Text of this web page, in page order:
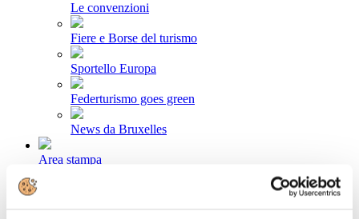
Le convenzioni
Fiere e Borse del turismo
Sportello Europa
Federturismo goes green
News da Bruxelles
Area stampa